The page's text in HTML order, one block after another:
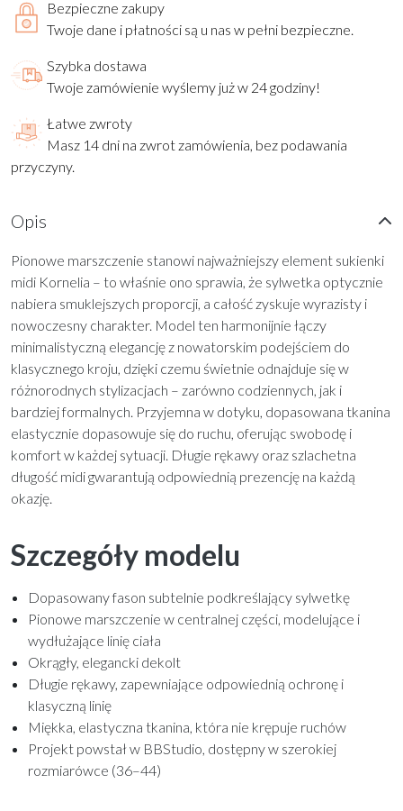
Bezpieczne zakupy
Twoje dane i płatności są u nas w pełni bezpieczne.
Szybka dostawa
Twoje zamówienie wyślemy już w 24 godziny!
Łatwe zwroty
Masz 14 dni na zwrot zamówienia, bez podawania
przyczyny.
Opis
Pionowe marszczenie stanowi najważniejszy element sukienki
midi Kornelia – to właśnie ono sprawia, że sylwetka optycznie
nabiera smuklejszych proporcji, a całość zyskuje wyrazisty i
nowoczesny charakter. Model ten harmonijnie łączy
minimalistyczną elegancję z nowatorskim podejściem do
klasycznego kroju, dzięki czemu świetnie odnajduje się w
różnorodnych stylizacjach – zarówno codziennych, jak i
bardziej formalnych. Przyjemna w dotyku, dopasowana tkanina
elastycznie dopasowuje się do ruchu, oferując swobodę i
komfort w każdej sytuacji. Długie rękawy oraz szlachetna
długość midi gwarantują odpowiednią prezencję na każdą
okazję.
Szczegóły modelu
Dopasowany fason subtelnie podkreślający sylwetkę
Pionowe marszczenie w centralnej części, modelujące i
wydłużające linię ciała
Okrągły, elegancki dekolt
Długie rękawy, zapewniające odpowiednią ochronę i
klasyczną linię
Miękka, elastyczna tkanina, która nie krępuje ruchów
Projekt powstał w BBStudio, dostępny w szerokiej
rozmiarówce (36–44)